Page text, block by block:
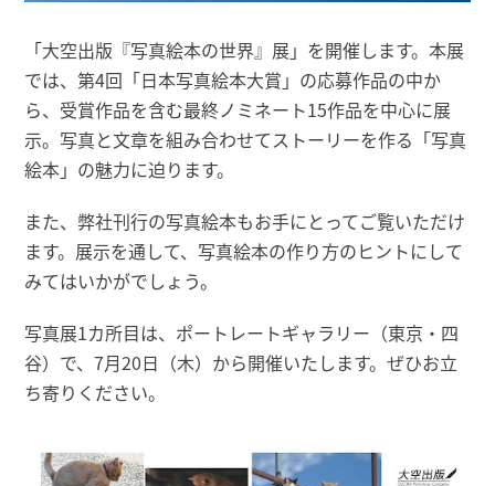
「大空出版『写真絵本の世界』展」を開催します。本展
では、第4回「日本写真絵本大賞」の応募作品の中か
ら、受賞作品を含む最終ノミネート15作品を中心に展
示。写真と文章を組み合わせてストーリーを作る「写真
絵本」の魅力に迫ります。
また、弊社刊行の写真絵本もお手にとってご覧いただけ
ます。展示を通して、写真絵本の作り方のヒントにして
みてはいかがでしょう。
写真展1カ所目は、ポートレートギャラリー（東京・四
谷）で、7月20日（木）から開催いたします。ぜひお立
ち寄りください。